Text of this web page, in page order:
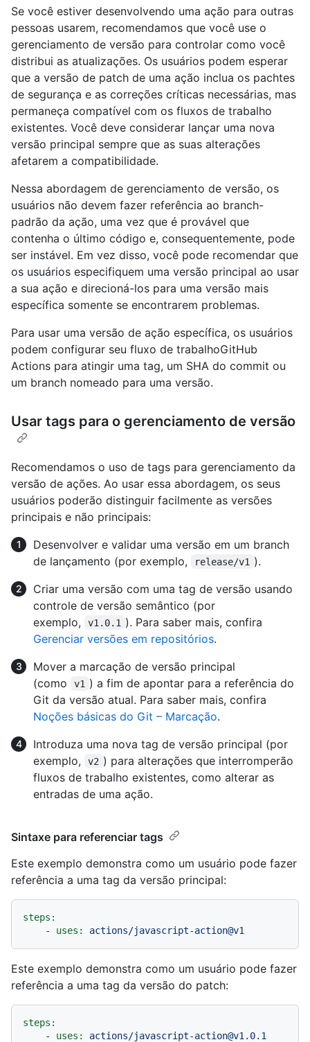
Se você estiver desenvolvendo uma ação para outras
pessoas usarem, recomendamos que você use o
gerenciamento de versão para controlar como você
distribui as atualizações. Os usuários podem esperar
que a versão de patch de uma ação inclua os pachtes
de segurança e as correções críticas necessárias, mas
permaneça compatível com os fluxos de trabalho
existentes. Você deve considerar lançar uma nova
versão principal sempre que as suas alterações
afetarem a compatibilidade.
Nessa abordagem de gerenciamento de versão, os
usuários não devem fazer referência ao branch-
padrão da ação, uma vez que é provável que
contenha o último código e, consequentemente, pode
ser instável. Em vez disso, você pode recomendar que
os usuários especifiquem uma versão principal ao usar
a sua ação e direcioná-los para uma versão mais
específica somente se encontrarem problemas.
Para usar uma versão de ação específica, os usuários
podem configurar seu fluxo de trabalhoGitHub
Actions para atingir uma tag, um SHA do commit ou
um branch nomeado para uma versão.
Usar tags para o gerenciamento de versão
Recomendamos o uso de tags para gerenciamento da
versão de ações. Ao usar essa abordagem, os seus
usuários poderão distinguir facilmente as versões
principais e não principais:
Desenvolver e validar uma versão em um branch
de lançamento (por exemplo,
release/v1 ).
Criar uma versão com uma tag de versão usando
controle de versão semântico (por
exemplo,
v1.0.1 ). Para saber mais, confira
Gerenciar versões em repositórios.
Mover a marcação de versão principal
(como
v1 ) a fim de apontar para a referência do
Git da versão atual. Para saber mais, confira
Noções básicas do Git – Marcação.
Introduza uma nova tag de versão principal (por
exemplo,
v2 ) para alterações que interromperão
fluxos de trabalho existentes, como alterar as
entradas de uma ação.
Sintaxe para referenciar tags
Este exemplo demonstra como um usuário pode fazer
referência a uma tag da versão principal:
steps:
-
uses: actions/javascript-action@v1
Este exemplo demonstra como um usuário pode fazer
referência a uma tag da versão do patch:
steps:
-
uses: actions/javascript-action@v1.0.1